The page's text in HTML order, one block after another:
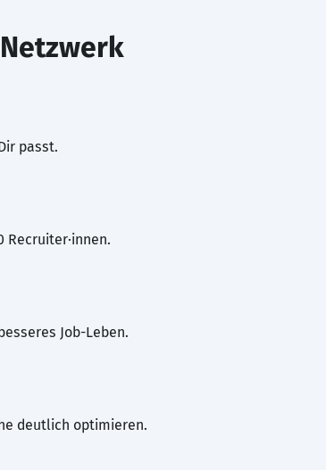
passt.
Recruiter·innen.
Job-Leben.
deutlich optimieren.